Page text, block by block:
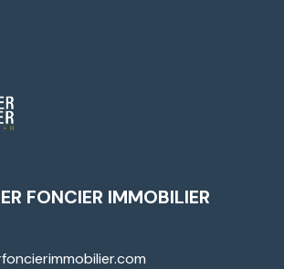
FONCIER IMMOBILIER